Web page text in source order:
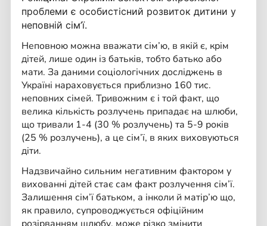
проблеми є особистісний розвиток дитини у
неповній сім’ї.
Неповною можна вважати сім’ю, в якій є, крім
дітей, лише один із батьків, тобто батько або
мати. За даними соціологічних досліджень в
Україні нараховується приблизно 160 тис.
неповних сімей. Тривожним є і той факт, що
велика кількість розлучень припадає на шлюби,
що тривали 1-4 (30 % розлучень) та 5-9 років
(25 % розлучень), а це сім’ї, в яких виховуються
діти.
Надзвичайно сильним негативним фактором у
вихованні дітей стає сам факт розлучення сім’ї.
Залишення сім’ї батьком, а інколи й матір’ю що,
як правило, супроводжується офіційним